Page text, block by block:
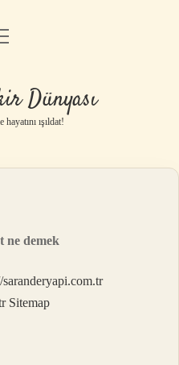
Dünyası
ışıldat!
ne demek
saranderyapi.com.tr
Sitemap